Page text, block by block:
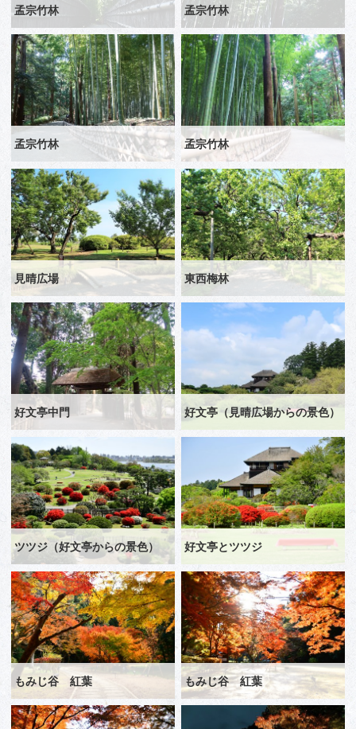
孟宗竹林 孟宗竹林
孟宗竹林 孟宗竹林
見晴広場 東西梅林
好文亭中門 好文亭（見晴広場からの景色）
ツツジ（好文亭からの景色） 好文亭とツツジ
もみじ谷 紅葉 もみじ谷 紅葉